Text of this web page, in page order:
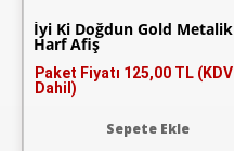
İyi Ki Doğdun Gold Metalik
Harf Afiş
Paket Fiyatı 125,00 TL (KDV
Dahil)
Sepete Ekle